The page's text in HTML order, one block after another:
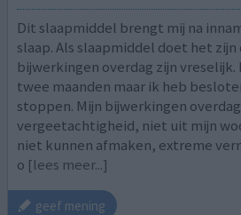
Dit slaapmiddel brengt mij na
slaap. Als slaapmiddel doet het zijn
bijwerkingen overdag zijn
twee maanden maar ik heb
stoppen. Mijn bijwerkingen
vergeetachtigheid, niet uit mijn
niet kunnen afmaken, extreme
o [lees meer...]
geef mening